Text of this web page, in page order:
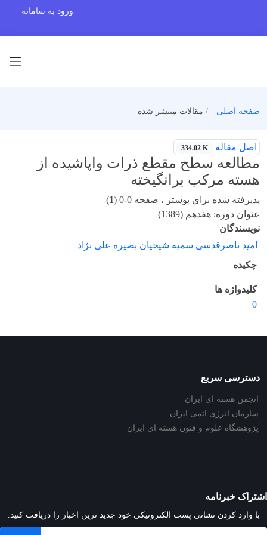
ورود به سامانه
صفحه اصلی مقالات منتشر شده
اصل مقاله 334.02 K
مطالعه سطح مقطع ذرات واپاشیده از
هسته مرکب برانگیخته
پذیرفته شده برای پوستر ، صفحه 0-0 ( 1
)
عنوان دوره: هفدهم (1389)
نویسندگان
امید ناصرقدسی سمیه شیخیان بصیره علی نژاد
چکیده
کلیدواژه ها
0
دسترسی سریع
انجمن هسته ای ایران
سازمان انرژی اتمی ایران
پژوهشگاه علوم و فنون هسته ای ایران
اشتراک خبرنامه
با وارد کردن نشانی پست الکترونیکی خود جدید ترین اخبار را دریافت کنید.